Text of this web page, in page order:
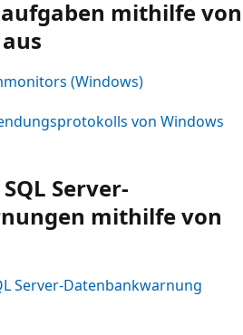
mithilfe von
(Windows)
von Windows
Server-
mithilfe von
Server-Datenbankwarnung